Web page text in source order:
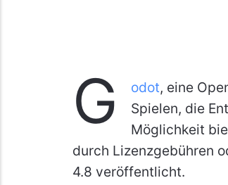
G odot, eine
Spielen, die
Möglichkeit
durch Lizenzgebühren
4.8 veröffentlicht.